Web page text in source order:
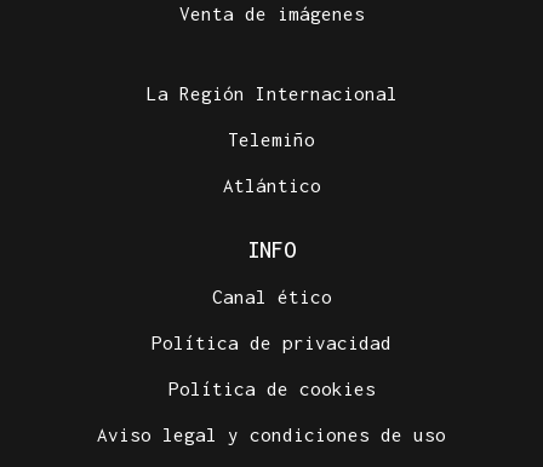
Venta de imágenes
La Región Internacional
Telemiño
Atlántico
INFO
Canal ético
Política de privacidad
Política de cookies
Aviso legal y condiciones de uso